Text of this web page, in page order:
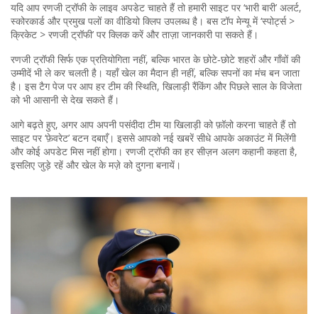
यदि आप रणजी ट्रॉफी के लाइव अपडेट चाहते हैं तो हमारी साइट पर ‘भारी बारी’ अलर्ट,
स्कोरकार्ड और प्रमुख पलों का वीडियो क्लिप उपलब्ध है। बस टॉप मेन्यू में ‘स्पोर्ट्स >
क्रिकेट > रणजी ट्रॉफी’ पर क्लिक करें और ताज़ा जानकारी पा सकते हैं।
रणजी ट्रॉफी सिर्फ एक प्रतियोगिता नहीं, बल्कि भारत के छोटे‑छोटे शहरों और गाँवों की
उम्मीदें भी ले कर चलती है। यहाँ खेल का मैदान ही नहीं, बल्कि सपनों का मंच बन जाता
है। इस टैग पेज पर आप हर टीम की स्थिति, खिलाड़ी रैंकिंग और पिछले साल के विजेता
को भी आसानी से देख सकते हैं।
आगे बढ़ते हुए, अगर आप अपनी पसंदीदा टीम या खिलाड़ी को फ़ॉलो करना चाहते हैं तो
साइट पर ‘फ़ेवरेट’ बटन दबाएँ। इससे आपको नई खबरें सीधे आपके अकाउंट में मिलेंगी
और कोई अपडेट मिस नहीं होगा। रणजी ट्रॉफी का हर सीज़न अलग कहानी कहता है,
इसलिए जुड़े रहें और खेल के मज़े को दुगना बनायें।